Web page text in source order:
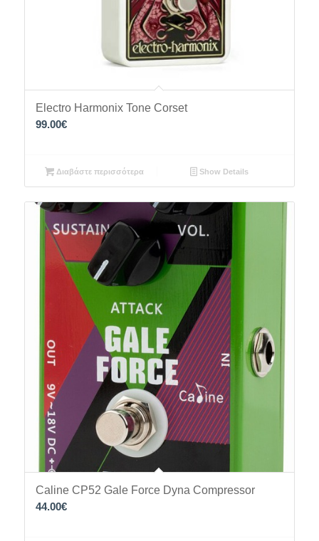
Electro Harmonix Tone Corset
99.00€
Διαβάστε περισσότερα Show Details
Caline CP52 Gale Force Dyna Compressor
44.00€